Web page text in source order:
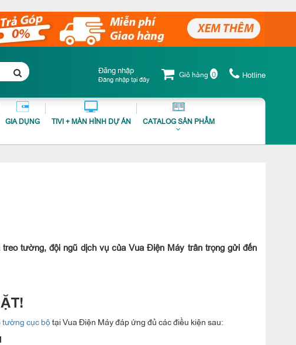
Hotline
Giỏ hàng 0
Đăng nhập
Đăng nhập tại đây
GIA DỤNG TIVI + MÀN HÌNH DỰ ÁN CATALOG SẢN PHẨM
tường, đội ngũ dịch vụ của Vua Điện Máy trân trọng gửi đến
tường cục bộtại Vua Điện Máy đáp ứng đủ các điều kiện sau: